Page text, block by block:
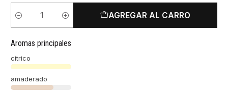
Cantidad
AGREGAR AL CARRO
Aromas principales
cítrico
amaderado